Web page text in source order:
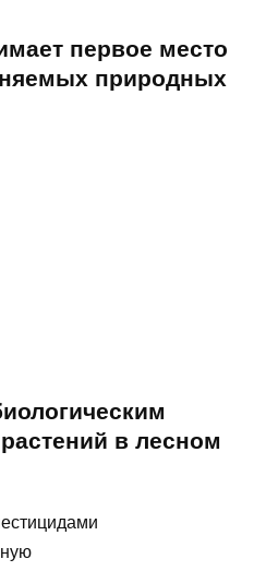
первое место
природных
в лесном